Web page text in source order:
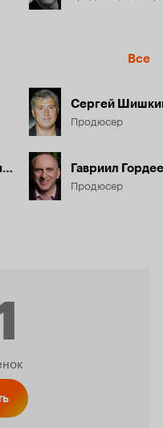
Все
Елизавета Варвара Аранова
Сергей
Продюсер
Гавриил
Продюсер